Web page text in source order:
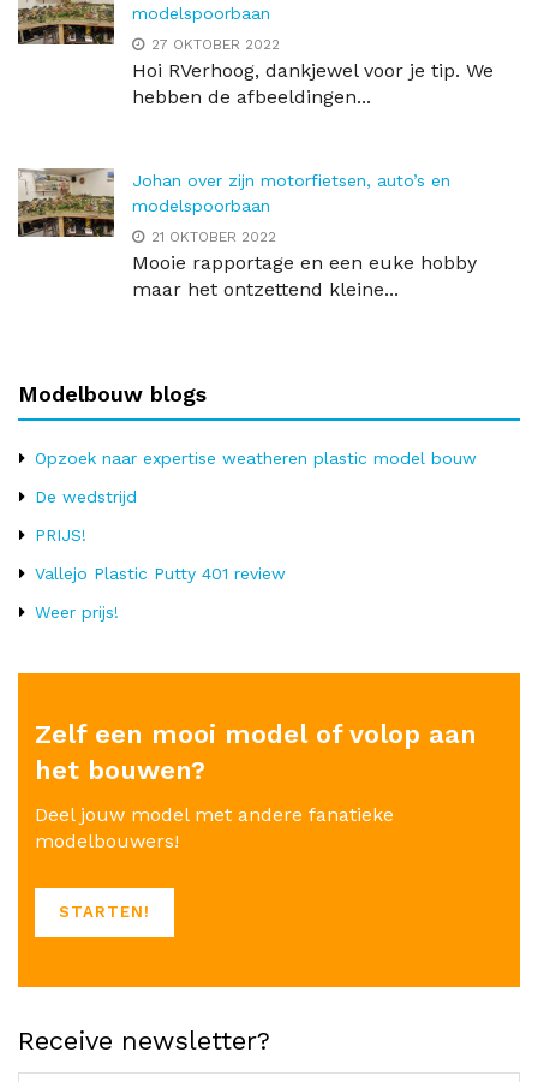
modelspoorbaan
27 OKTOBER 2022
Hoi RVerhoog, dankjewel voor je tip. We
hebben de afbeeldingen...
Johan over zijn motorfietsen, auto’s en
modelspoorbaan
21 OKTOBER 2022
Mooie rapportage en een euke hobby
maar het ontzettend kleine...
Modelbouw blogs
Opzoek naar expertise weatheren plastic model bouw
De wedstrijd
PRIJS!
Vallejo Plastic Putty 401 review
Weer prijs!
Zelf een mooi model of volop aan
het bouwen?
Deel jouw model met andere fanatieke
modelbouwers!
STARTEN!
Receive newsletter?